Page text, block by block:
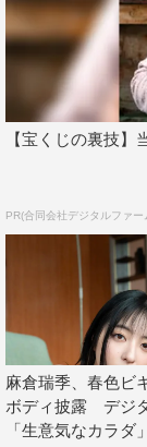
【宝くじの裏技
PR(合同会社デジタルファー
麻倉瑞季、春色ビ
ボディ披露 デジ
「生意気なカラダ